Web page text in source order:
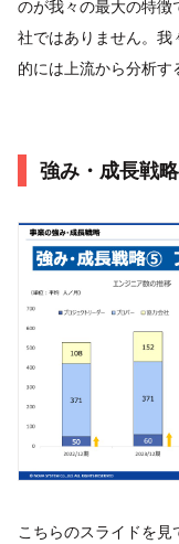
のが我々の最大の特徴
社ではありません。我
的には上流から分析す
強み・成長戦
こちらのスライドを